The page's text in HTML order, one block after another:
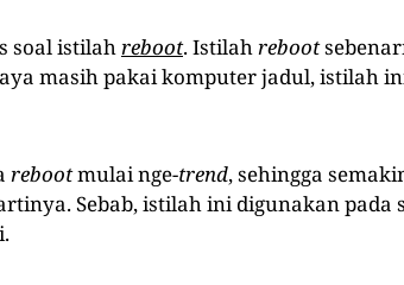
soal istilahreboot. Istilahreboot
masih pakai komputer jadul, istilah
rebootmulai nge-trend, sehingga
Sebab, istilah ini digunakan pada